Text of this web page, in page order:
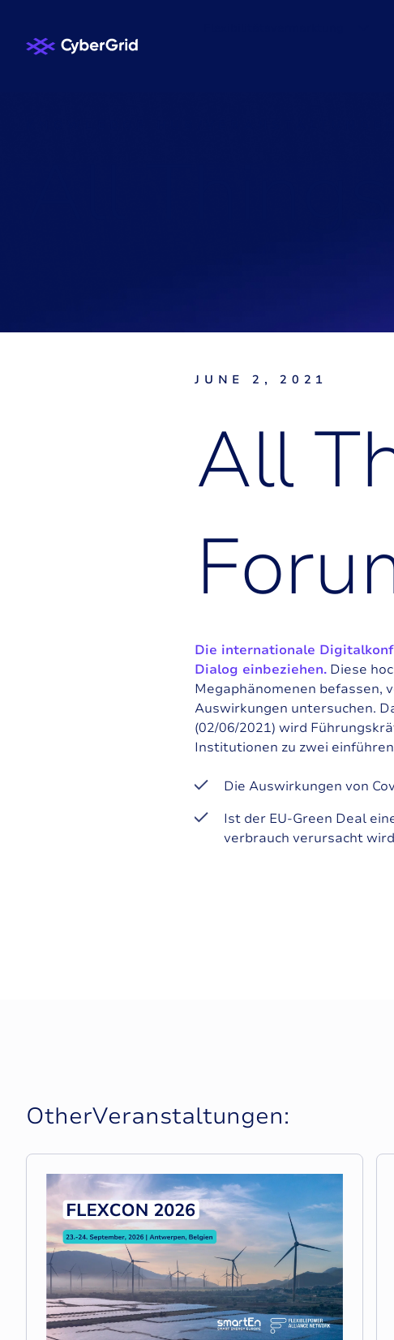
JUNE 2, 2021
AllT
Foru
Die internationale
Dialog einbeziehen. Diese
Megaphänomenen befassen,
Auswirkungen untersuchen.
(02/06/2021) wird
Institutionen zu zwei
Die Auswirkungen von
Ist der EU-Green Deal
verbrauch verursacht
OtherVeranstaltungen: